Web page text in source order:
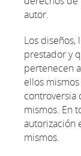
autor.
Los diseños,
prestador y
pertenecen
ellos
controversia
mismos. En
autorización
mismos.